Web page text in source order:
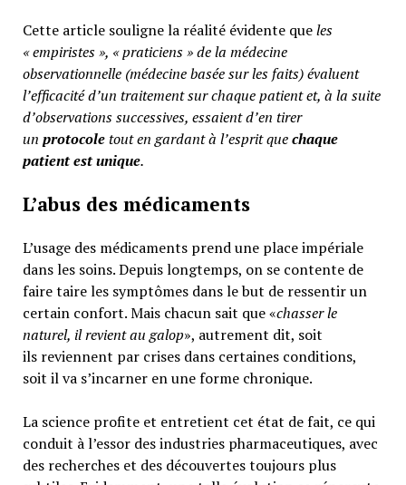
Cette article souligne la réalité évidente queles
« empiristes », « praticiens » de la médecine
observationnelle (médecine basée sur les faits) évaluent
l’efficacité d’un traitement sur chaque patient et, à la suite
d’observations successives, essaient d’en tirer
un protocoletout en gardant à l’esprit quechaque
patient est unique.
L’abus des médicaments
L’usage des médicaments prend une place impériale
dans les soins. Depuis longtemps, on se contente de
faire taire les symptômes dans le but de ressentir un
certain confort. Mais chacun sait que «chasser le
naturel, il revient au galop», autrement dit, soit
ils reviennent par crises dans certaines conditions,
soit il va s’incarner en une forme chronique.
La science profite et entretient cet état de fait, ce qui
conduit à l’essor des industries pharmaceutiques, avec
des recherches et des découvertes toujours plus